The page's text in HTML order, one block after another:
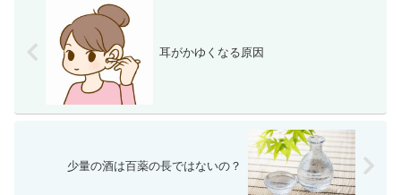
耳がかゆくなる原因
少量の酒は百薬の長ではないの？